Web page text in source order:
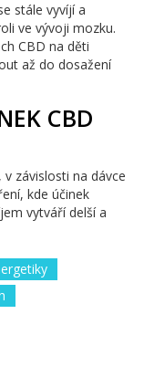
stále vyvíjí a
ve vývoji mozku.
CBD na děti
až do dosažení
CBD
závislosti na dávce
kde účinek
vytváří delší a